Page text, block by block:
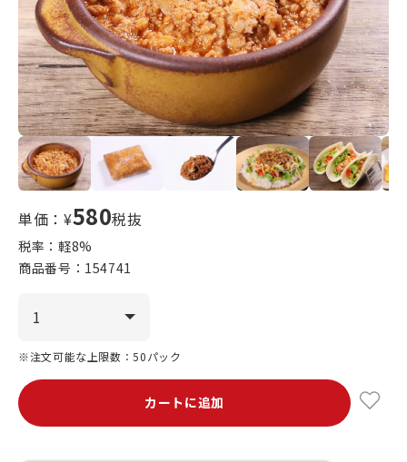
単価：¥580税抜
税率：軽8%
商品番号： 154741
※注文可能な上限数：50パック
カートに追加